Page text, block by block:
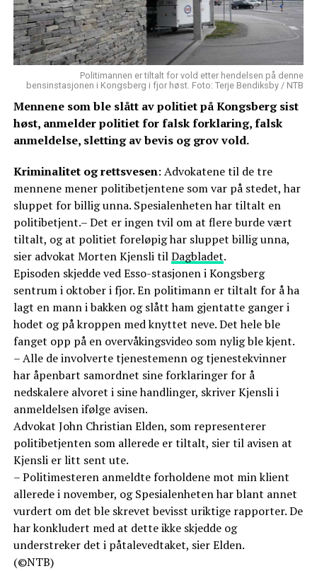
Politimannen er tiltalt for vold etter hendelsen på denne
bensinstasjonen i Kongsberg i fjor høst. Foto: Terje Bendiksby / NTB
Mennene som ble slått av politiet på Kongsberg sist
høst, anmelder politiet for falsk forklaring, falsk
anmeldelse, sletting av bevis og grov vold.
Kriminalitet og rettsvesen: Advokatene til de tre
mennene mener politibetjentene som var på stedet, har
sluppet for billig unna. Spesialenheten har tiltalt en
politibetjent.– Det er ingen tvil om at flere burde vært
tiltalt, og at politiet foreløpig har sluppet billig unna,
sier advokat Morten Kjensli tilDagbladet.
Episoden skjedde ved Esso-stasjonen i Kongsberg
sentrum i oktober i fjor. En politimann er tiltalt for å ha
lagt en mann i bakken og slått ham gjentatte ganger i
hodet og på kroppen med knyttet neve. Det hele ble
fanget opp på en overvåkingsvideo som nylig ble kjent.
– Alle de involverte tjenestemenn og tjenestekvinner
har åpenbart samordnet sine forklaringer for å
nedskalere alvoret i sine handlinger, skriver Kjensli i
anmeldelsen ifølge avisen.
Advokat John Christian Elden, som representerer
politibetjenten som allerede er tiltalt, sier til avisen at
Kjensli er litt sent ute.
– Politimesteren anmeldte forholdene mot min klient
allerede i november, og Spesialenheten har blant annet
vurdert om det ble skrevet bevisst uriktige rapporter. De
har konkludert med at dette ikke skjedde og
understreker det i påtalevedtaket, sier Elden.
(©NTB)